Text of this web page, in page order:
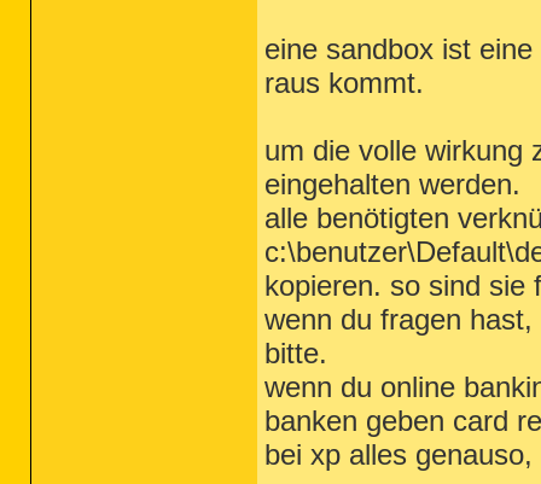
eine sandbox ist
raus kommt.
um die volle wirkung
eingehalten werden.
alle benötigten
kopieren. so sind sie
wenn du fragen
bitte.
wenn du online
banken geben card
bei xp alles